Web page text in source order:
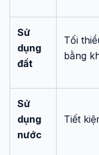
Sử
dụng
đất
Tối
bằng
Sử
dụng
nước
Tiết